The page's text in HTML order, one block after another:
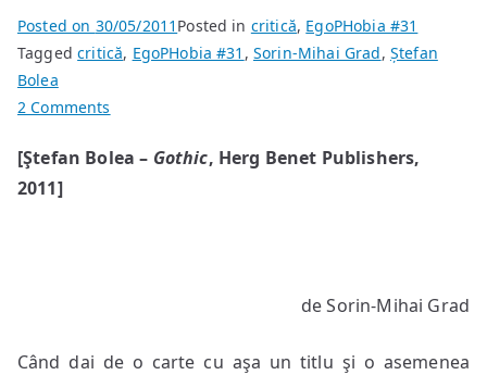
Posted on 30/05/2011 Posted in critică, EgoPHobia #31
Taggedcritică, EgoPHobia #31 , Sorin-Mihai Grad, Ștefan
Bolea
2 Comments
in
[Ştefan Bolea – Gothic, Herg Benet Publishers,
2011]
de Sorin-Mihai Grad
Când dai de o carte cu aşa un titlu şi o asemenea